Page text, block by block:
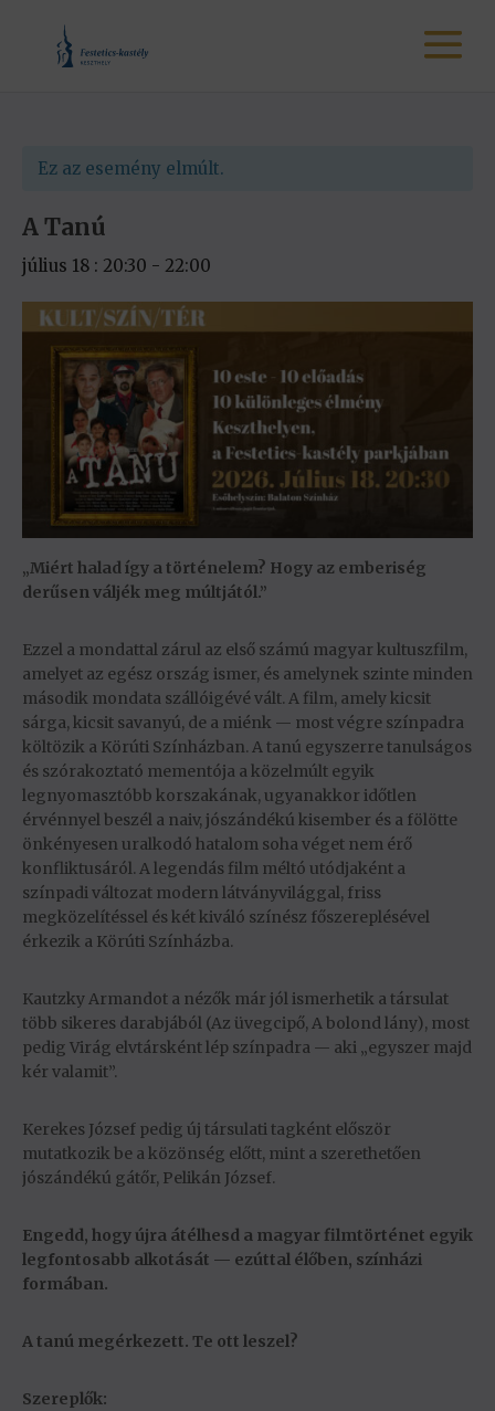
Ez az esemény elmúlt.
A Tanú
július 18 : 20:30 - 22:00
„Miért halad így a történelem? Hogy az emberiség
derűsen váljék meg múltjától.”
Ezzel a mondattal zárul az első számú magyar kultuszfilm,
amelyet az egész ország ismer, és amelynek szinte minden
második mondata szállóigévé vált. A film, amely kicsit
sárga, kicsit savanyú, de a miénk — most végre színpadra
költözik a Körúti Színházban. A tanú egyszerre tanulságos
és szórakoztató mementója a közelmúlt egyik
legnyomasztóbb korszakának, ugyanakkor időtlen
érvénnyel beszél a naiv, jószándékú kisember és a fölötte
önkényesen uralkodó hatalom soha véget nem érő
konfliktusáról. A legendás film méltó utódjaként a
színpadi változat modern látványvilággal, friss
megközelítéssel és két kiváló színész főszereplésével
érkezik a Körúti Színházba.
Kautzky Armandot a nézők már jól ismerhetik a társulat
több sikeres darabjából (Az üvegcipő, A bolond lány), most
pedig Virág elvtársként lép színpadra — aki „egyszer majd
kér valamit”.
Kerekes József pedig új társulati tagként először
mutatkozik be a közönség előtt, mint a szerethetően
jószándékú gátőr, Pelikán József.
Engedd, hogy újra átélhesd a magyar filmtörténet egyik
legfontosabb alkotását — ezúttal élőben, színházi
formában.
A tanú megérkezett. Te ott leszel?
Szereplők: